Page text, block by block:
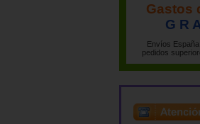
Gastos
G R
Envíos
pedidos